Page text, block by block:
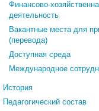
Финансово-
деятельность
Вакантные места для
(перевода)
Доступная среда
Международное
История
Педагогический состав